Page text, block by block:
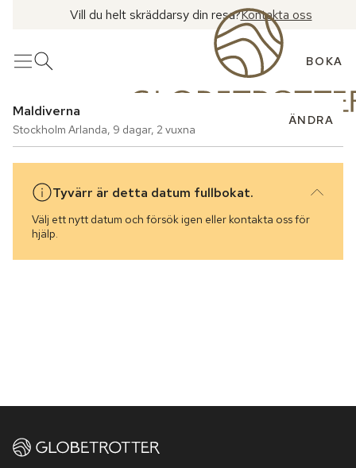
Vill du helt skräddarsy din resa?Kontakta oss
MenyÖppna sök BOKA
Maldiverna
Stockholm Arlanda, 9 dagar, 2 vuxna
ÄNDRA
Tyvärr är detta datum fullbokat.
Välj ett nytt datum och försök igen eller kontakta oss för
hjälp.